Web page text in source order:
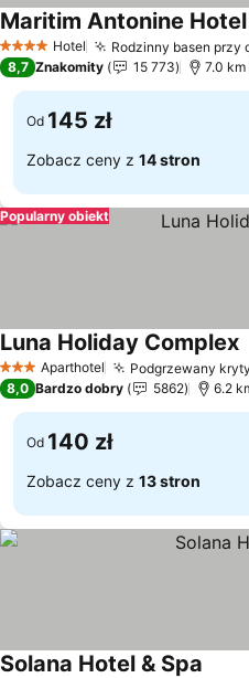
4 KategoriaHotel Rodzinny basen przy
Maritim Antonine Hotel
8,7 Znakomity 15 773 7.0 km
Od 145 zł
Zobacz ceny z 14 stron
Popularny obiekt
3 KategoriaAparthotel Podgrzewany
Luna Holiday Complex
8,0 Bardzo dobry 5862 6.2
Od 140 zł
Zobacz ceny z 13 stron
Solana Hotel & Spa